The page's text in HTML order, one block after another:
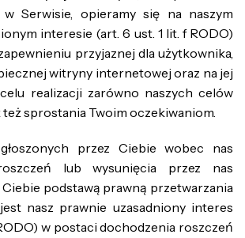
w Serwisie, opieramy się na naszym
interesie (art. 6 ust. 1 lit. f RODO)
przyjaznej dla użytkownika,
witryny internetowej oraz na jej
realizacji zarówno naszych celów
sprostania Twoim oczekiwaniom.
przez Ciebie wobec nas
lub wysunięcia przez nas
podstawą prawną przetwarzania
nasz prawnie uzasadniony interes
w postaci dochodzenia roszczeń